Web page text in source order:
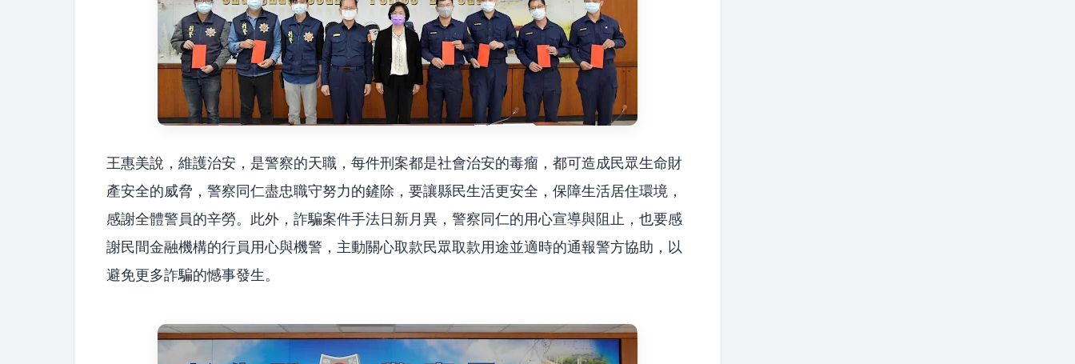
王惠美說，維護治安，是警察的天職，每件刑案都是社會治安的毒瘤，都可造成民眾生命財
產安全的威脅，警察同仁盡忠職守努力的鏟除，要讓縣民生活更安全，保障生活居住環境，
感謝全體警員的辛勞。此外，詐騙案件手法日新月異，警察同仁的用心宣導與阻止，也要感
謝民間金融機構的行員用心與機警，主動關心取款民眾取款用途並適時的通報警方協助，以
避免更多詐騙的憾事發生。